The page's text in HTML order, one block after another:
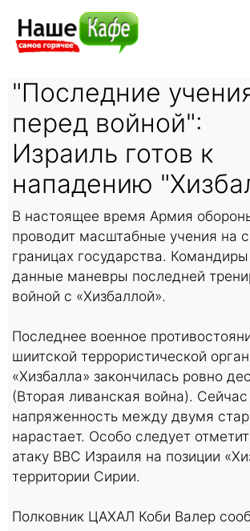
"Последние
перед войной":
Израиль готов к
нападению
В настоящее время Армия
проводит масштабные учения на
границах государства.
данные маневры последней
войной с «Хизбаллой».
Последнее военное
шиитской террористической
«Хизбалла» закончилась ровно
(Вторая ливанская война). Сейчас
напряженность между двумя
нарастает. Особо следует
атаку ВВС Израиля на позиции
территории Сирии.
Полковник ЦАХАЛ Коби Валер